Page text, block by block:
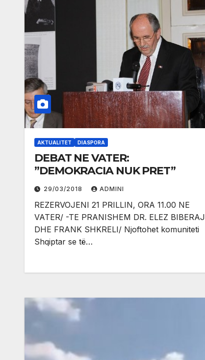
AKTUALITET DIASPORA
DEBAT NE VATER:
”DEMOKRACIA NUK PRET”
29/03/2018 ADMINI
REZERVOJENI 21 PRILLIN, ORA 11.00 NE
VATER/ -TE PRANISHEM DR. ELEZ BIBERAJ
DHE FRANK SHKRELI/ Njoftohet komuniteti
Shqiptar se të…